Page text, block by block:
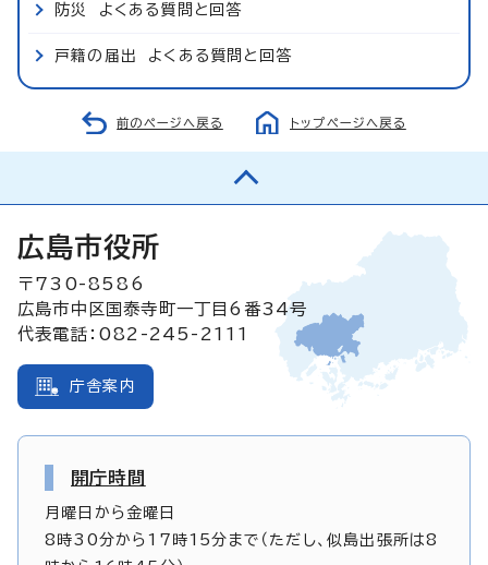
防災 よくある質問と回答
戸籍の届出 よくある質問と回答
前のページへ戻る トップページへ戻る
広島市役所
〒730-8586
広島市中区国泰寺町一丁目6番34号
代表電話：082-245-2111
庁舎案内
開庁時間
月曜日から金曜日
8時30分から17時15分まで（ただし、似島出張所は8